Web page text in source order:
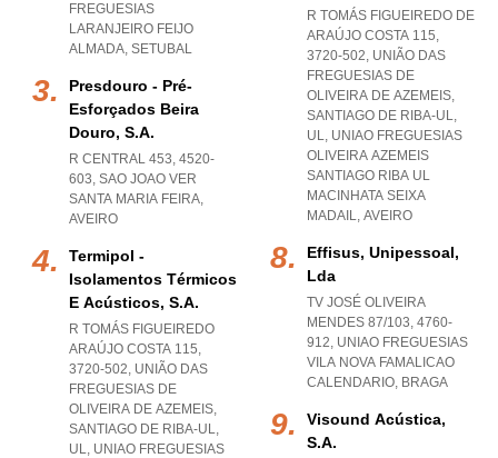
FREGUESIAS
LARANJEIRO FEIJO
ALMADA, SETUBAL
Presdouro - Pré-
Esforçados Beira
Douro, S.a.
R CENTRAL 453, 4520-
603, SAO JOAO VER
SANTA MARIA FEIRA,
AVEIRO
Termipol -
Isolamentos Térmicos
E Acústicos, S.a.
R TOMÁS FIGUEIREDO
ARAÚJO COSTA 115,
3720-502, UNIÃO DAS
FREGUESIAS DE
OLIVEIRA DE AZEMEIS,
SANTIAGO DE RIBA-UL,
UL, UNIAO FREGUESIAS
R TOMÁS FIGUEIREDO DE
ARAÚJO COSTA 115,
3720-502, UNIÃO DAS
FREGUESIAS DE
OLIVEIRA DE AZEMEIS,
SANTIAGO DE RIBA-UL,
UL, UNIAO FREGUESIAS
OLIVEIRA AZEMEIS
SANTIAGO RIBA UL
MACINHATA SEIXA
MADAIL, AVEIRO
Effisus, Unipessoal,
Lda
TV JOSÉ OLIVEIRA
MENDES 87/103, 4760-
912, UNIAO FREGUESIAS
VILA NOVA FAMALICAO
CALENDARIO, BRAGA
Visound Acústica,
S.a.